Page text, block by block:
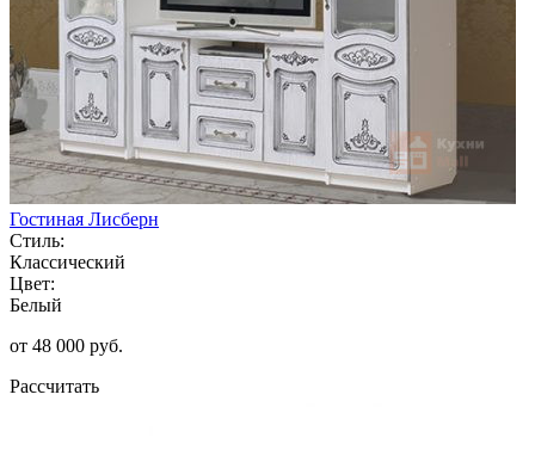
Гостиная Лисберн
Стиль:
Классический
Цвет:
Белый
от 48 000 руб.
Рассчитать